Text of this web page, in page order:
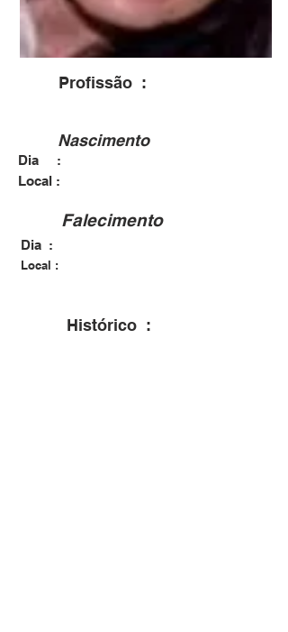
Nascimento
Dia :
Local :
Profissão :
Histórico :
Dia :
Falecimento
Local :